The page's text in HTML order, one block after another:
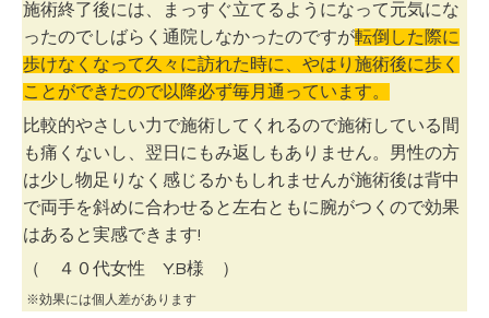
施術終了後には、まっすぐ立てるようになって元気にな
ったのでしばらく通院しなかったのですが転倒した際に
歩けなくなって久々に訪れた時に、やはり施術後に歩く
ことができたので以降必ず毎月通っています。
比較的やさしい力で施術してくれるので施術している間
も痛くないし、翌日にもみ返しもありません。男性の方
は少し物足りなく感じるかもしれませんが施術後は背中
で両手を斜めに合わせると左右ともに腕がつくので効果
はあると実感できます!
（ ４０代女性 Y.B様 ）
※効果には個人差があります